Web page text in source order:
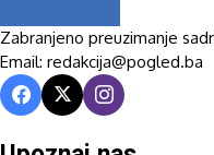
Zabranjeno preuzimanje
Email: redakcija@pogled.ba